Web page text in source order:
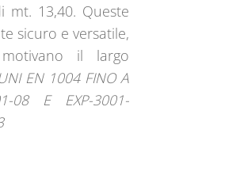
13,40. Queste
sicuro e versatile,
il largo
EN 1004 FINO A
08 E EXP-3001-